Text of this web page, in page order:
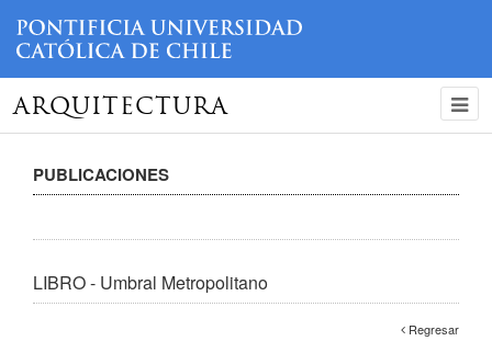
ARQUITECTURA
PUBLICACIONES
LIBRO - Umbral Metropolitano
Regresar